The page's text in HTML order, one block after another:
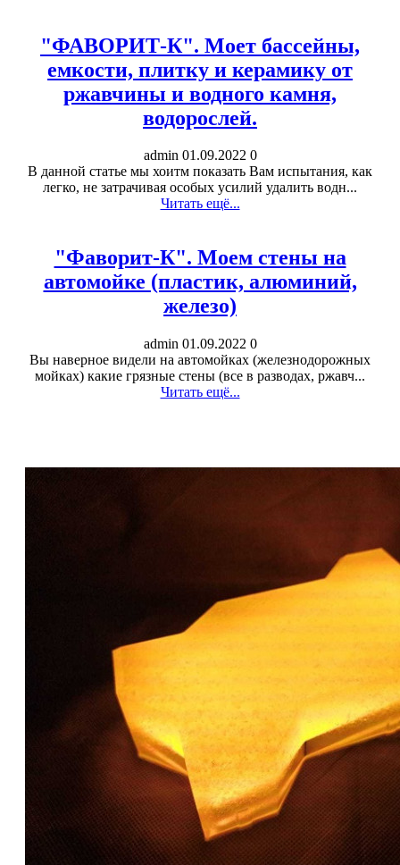
"ФАВОРИТ-К". Моет бассейны,
емкости, плитку и керамику от
ржавчины и водного камня,
водорослей.
admin 01.09.2022 0
В данной статье мы хоитм показать Вам испытания, как
легко, не затрачивая особых усилий удалить водн...
Читать ещё...
"Фаворит-К". Моем стены на
автомойке (пластик, алюминий,
железо)
admin 01.09.2022 0
Вы наверное видели на автомойках (железнодорожных
мойках) какие грязные стены (все в разводах, ржавч...
Читать ещё...